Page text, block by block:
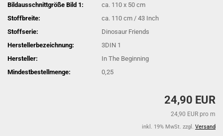
Bildausschnittgröße Bild 1:
ca. 110 x 50 cm
Stoffbreite:
ca. 110 cm / 43 Inch
Stoffserie:
Dinosaur Friends
Herstellerbezeichnung:
3DIN 1
Hersteller:
In The Beginning
Mindestbestellmenge:
0,25
24,90 EUR
24,90 EUR pro m
inkl. 19% MwSt. zzgl. Versand